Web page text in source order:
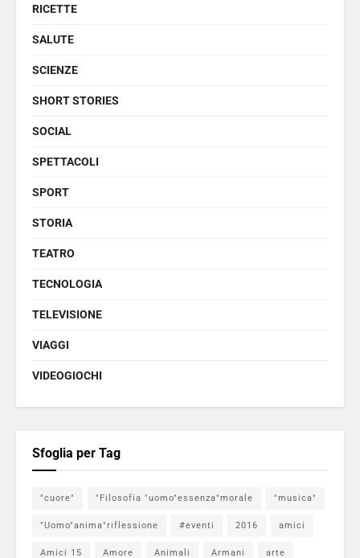
RICETTE
SALUTE
SCIENZE
SHORT STORIES
SOCIAL
SPETTACOLI
SPORT
STORIA
TEATRO
TECNOLOGIA
TELEVISIONE
VIAGGI
VIDEOGIOCHI
Sfoglia per Tag
"cuore" "Filosofia "uomo"essenza"morale "musica"
"Uomo"anima"riflessione #eventi 2016 amici
Amici 15 Amore Animali Armani arte